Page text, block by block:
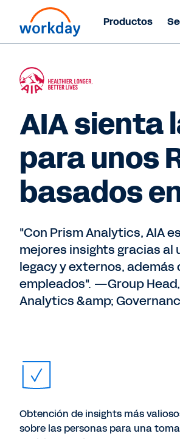
Productos
AIA sienta
para unos
basados
"Con Prism Analytics, AIA
mejores insights gracias
legacy y externos, además
empleados". —Group
Analytics &amp;
Obtención de insights más
sobre las personas para una